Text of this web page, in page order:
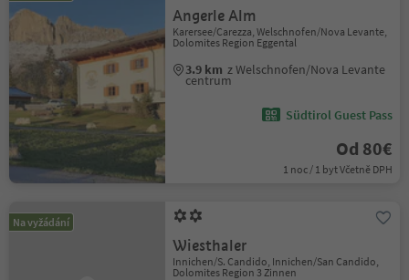
Angerle Alm
Karersee/Carezza, Welschnofen/Nova Levante,
Dolomites Region Eggental
3.9 km z Welschnofen/Nova Levante
centrum
Südtirol Guest Pass
Od 80€
1 noc / 1 byt Včetně DPH
Na vyžádání
Wiesthaler
Innichen/S. Candido, Innichen/San Candido,
Dolomites Region 3 Zinnen